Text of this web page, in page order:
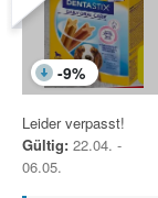
-9%
Leider verpasst!
Gültig: 22.04. -
06.05.